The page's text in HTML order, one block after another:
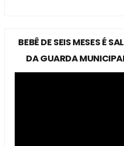
BEBÊ DE SEIS MESES É
DA GUARDA